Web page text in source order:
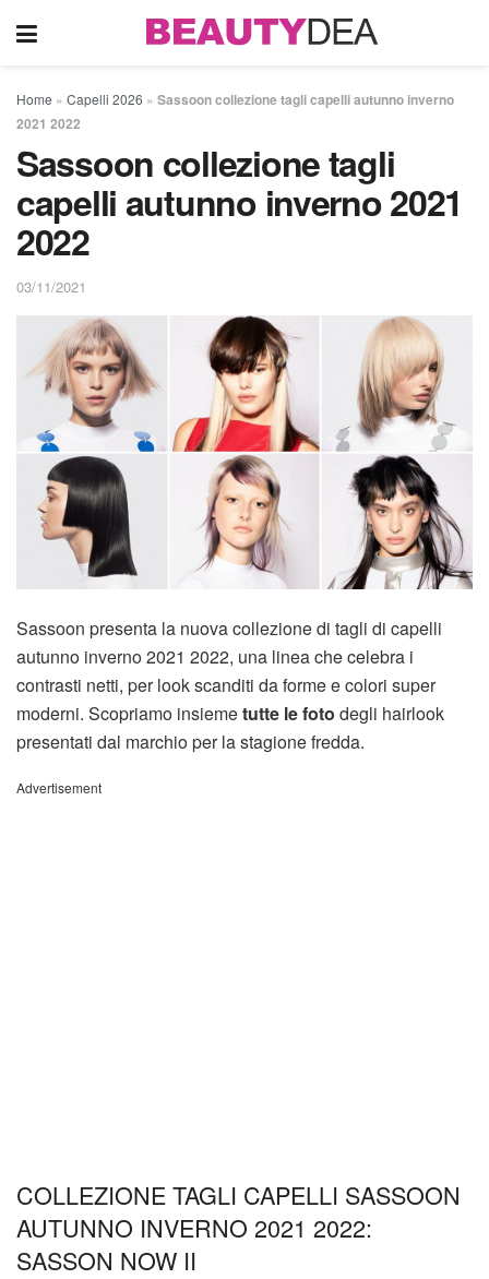
Home » Capelli 2026 » Sassoon collezione tagli capelli autunno inverno
2021 2022
Sassoon collezione tagli
capelli autunno inverno 2021
2022
03/11/2021
Sassoon presenta la nuova collezione di tagli di capelli
autunno inverno 2021 2022, una linea che celebra i
contrasti netti, per look scanditi da forme e colori super
moderni. Scopriamo insiemetutte le foto degli hairlook
presentati dal marchio per la stagione fredda.
Advertisement
COLLEZIONE TAGLI CAPELLI SASSOON
AUTUNNO INVERNO 2021 2022:
SASSON NOW II